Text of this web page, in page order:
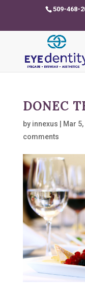
509-468-
DONEC
by innexus Mar
comments